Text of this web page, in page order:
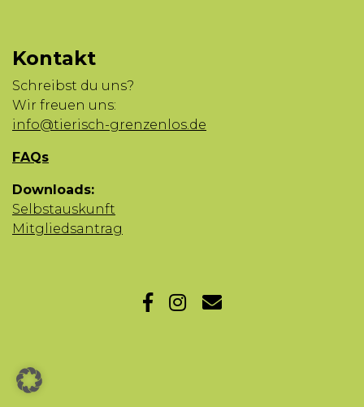
Kontakt
Schreibst du uns?
Wir freuen uns:
info@tierisch-grenzenlos.de
FAQs
Downloads:
Selbstauskunft
Mitgliedsantrag